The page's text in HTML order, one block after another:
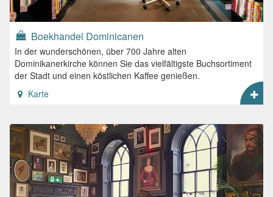
Boekhandel Dominicanen
In der wunderschönen, über 700 Jahre alten
Dominikanerkirche können Sie das vielfältigste Buchsortiment
der Stadt und einen köstlichen Kaffee genießen.
Karte